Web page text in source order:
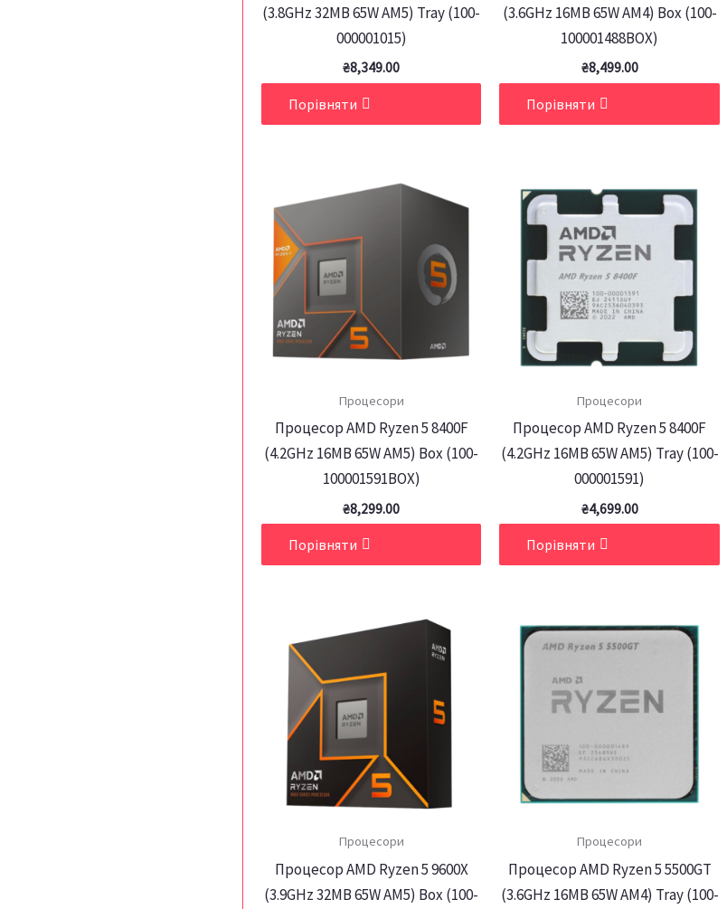
(3.8GHz 32MB 65W AM5) Tray (100-
000001015)
₴8,349.00
Порівняти
(3.6GHz 16MB 65W AM4) Box (100-
100001488BOX)
₴8,499.00
Порівняти
Процесори
Процесор AMD Ryzen 5 8400F
(4.2GHz 16MB 65W AM5) Box (100-
100001591BOX)
₴8,299.00
Порівняти
Процесори
Процесор AMD Ryzen 5 8400F
(4.2GHz 16MB 65W AM5) Tray (100-
000001591)
₴4,699.00
Порівняти
Процесори
Процесор AMD Ryzen 5 9600X
(3.9GHz 32MB 65W AM5) Box (100-
Процесори
Процесор AMD Ryzen 5 5500GT
(3.6GHz 16MB 65W AM4) Tray (100-